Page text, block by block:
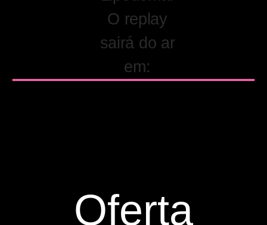
O replay
sairá do ar
em:
Oferta